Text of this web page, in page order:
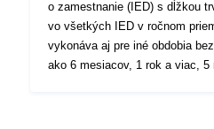
o zamestnanie (IED) s dĺžkou
vo všetkých IED v ročnom
vykonáva aj pre iné obdobia
ako 6 mesiacov, 1 rok a viac,